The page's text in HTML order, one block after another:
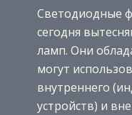
Светодиодные
сегодня
ламп. Они
могут
внутреннего
устройств) и